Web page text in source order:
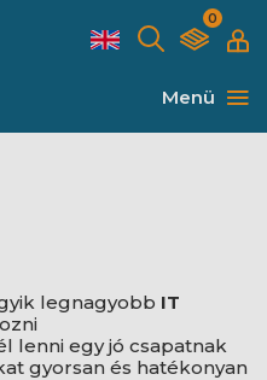
0
Menü
legnagyobb IT
lenni egy jó csapatnak
gyorsan és hatékonyan